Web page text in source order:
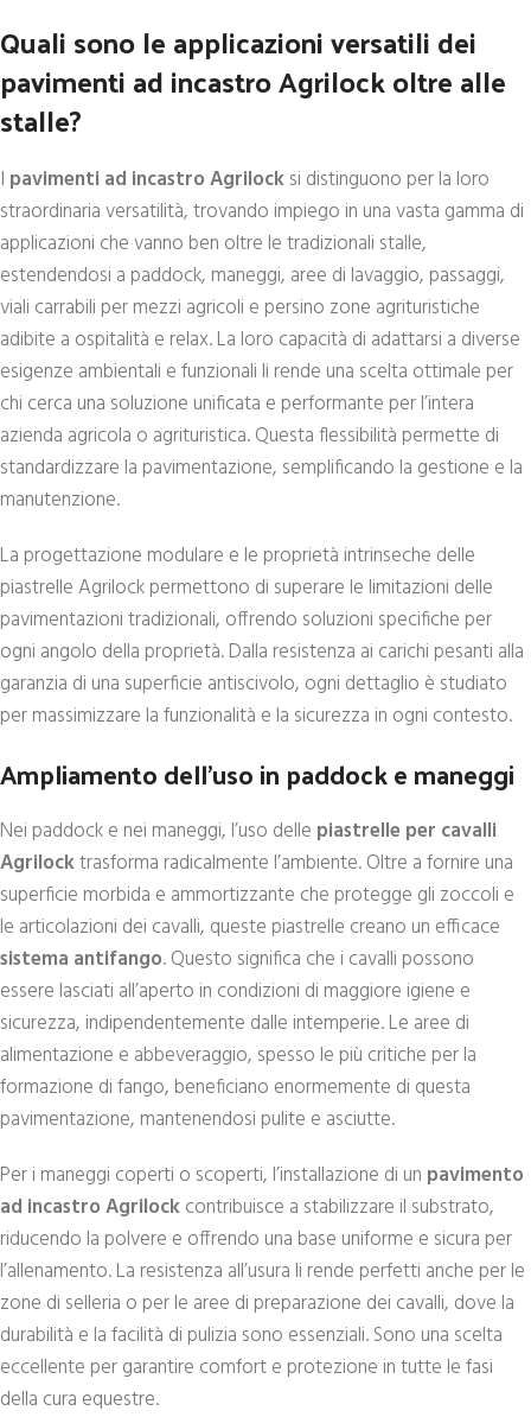
Quali sono le applicazioni versatili dei
pavimenti ad incastro Agrilock oltre alle
stalle?
I pavimenti ad incastro Agrilocksi distinguono per la loro
straordinaria versatilità, trovando impiego in una vasta gamma di
applicazioni che vanno ben oltre le tradizionali stalle,
estendendosi a paddock, maneggi, aree di lavaggio, passaggi,
viali carrabili per mezzi agricoli e persino zone agrituristiche
adibite a ospitalità e relax. La loro capacità di adattarsi a diverse
esigenze ambientali e funzionali li rende una scelta ottimale per
chi cerca una soluzione unificata e performante per l’intera
azienda agricola o agrituristica. Questa flessibilità permette di
standardizzare la pavimentazione, semplificando la gestione e la
manutenzione.
La progettazione modulare e le proprietà intrinseche delle
piastrelle Agrilock permettono di superare le limitazioni delle
pavimentazioni tradizionali, offrendo soluzioni specifiche per
ogni angolo della proprietà. Dalla resistenza ai carichi pesanti alla
garanzia di una superficie antiscivolo, ogni dettaglio è studiato
per massimizzare la funzionalità e la sicurezza in ogni contesto.
Ampliamento dell’uso in paddock e maneggi
Nei paddock e nei maneggi, l’uso delle piastrelle per cavalli
Agrilocktrasforma radicalmente l’ambiente. Oltre a fornire una
superficie morbida e ammortizzante che protegge gli zoccoli e
le articolazioni dei cavalli, queste piastrelle creano un efficace
sistema antifango. Questo significa che i cavalli possono
essere lasciati all’aperto in condizioni di maggiore igiene e
sicurezza, indipendentemente dalle intemperie. Le aree di
alimentazione e abbeveraggio, spesso le più critiche per la
formazione di fango, beneficiano enormemente di questa
pavimentazione, mantenendosi pulite e asciutte.
Per i maneggi coperti o scoperti, l’installazione di un pavimento
ad incastro Agrilockcontribuisce a stabilizzare il substrato,
riducendo la polvere e offrendo una base uniforme e sicura per
l’allenamento. La resistenza all’usura li rende perfetti anche per le
zone di selleria o per le aree di preparazione dei cavalli, dove la
durabilità e la facilità di pulizia sono essenziali. Sono una scelta
eccellente per garantire comfort e protezione in tutte le fasi
della cura equestre.